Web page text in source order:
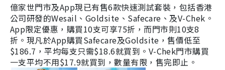
億家世門市及App現已有售6款快速測試套裝，包括香港
公司研發的Wesail、Goldsite、Safecare、及V-Chek。
App限定優惠，購買10支可享75折，而門市則10支8
折。現凡於App購買Safecare及Goldsite，售價低至
$186.7，平均每支只需$18.6就買到。V-Chek門市購買
一支平均不用$17.9就買到，數量有限，售完即止。